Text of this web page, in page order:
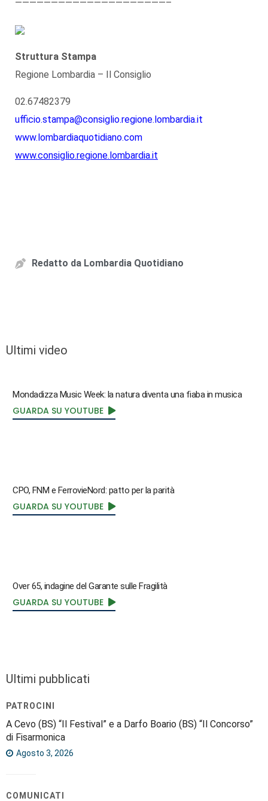
—————————————————————–
Struttura Stampa
Regione Lombardia – Il Consiglio
02.67482379
ufficio.stampa@consiglio.regione.lombardia.it
www.lombardiaquotidiano.com
www.consiglio.regione.lombardia.it
Redatto da Lombardia Quotidiano
Ultimi video
Mondadizza Music Week: la natura diventa una fiaba in musica
GUARDA SU YOUTUBE
CPO, FNM e FerrovieNord: patto per la parità
GUARDA SU YOUTUBE
Over 65, indagine del Garante sulle Fragilità
GUARDA SU YOUTUBE
Ultimi pubblicati
PATROCINI
A Cevo (BS) “Il Festival” e a Darfo Boario (BS) “Il Concorso”
di Fisarmonica
Agosto 3, 2026
COMUNICATI